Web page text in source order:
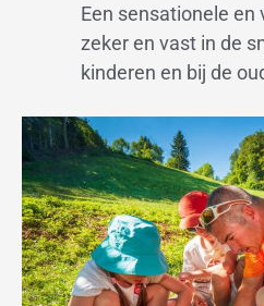
Een sensationele
zeker en vast in de
kinderen en bij de